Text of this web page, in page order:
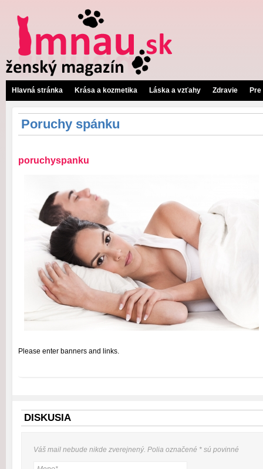
Hlavná stránka Krása a kozmetika Láska a vzťahy Zdravie
Poruchy spánku
poruchyspanku
Please enter banners and links.
DISKUSIA
Váš mail nebude nikde zverejnený. Polia označené * sú povinné